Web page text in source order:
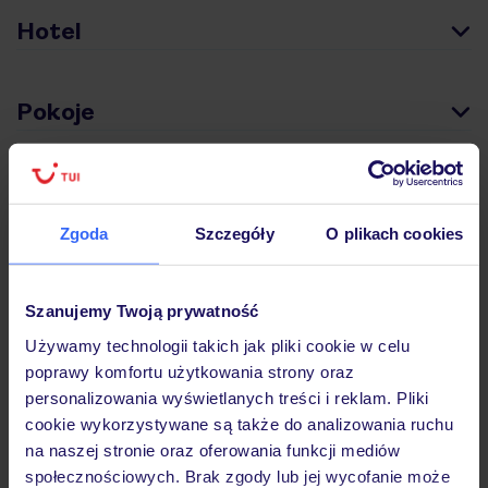
Zgoda Szczegóły O plikach cookies
Szanujemy Twoją prywatność
Używamy technologii takich jak pliki cookie w celu
poprawy komfortu użytkowania strony oraz
personalizowania wyświetlanych treści i reklam. Pliki
cookie wykorzystywane są także do analizowania ruchu
na naszej stronie oraz oferowania funkcji mediów
społecznościowych. Brak zgody lub jej wycofanie może
Hotel
Pokoje
Wyżywienie
Atrakcje
Ważne informacje
Często zadawane pytania